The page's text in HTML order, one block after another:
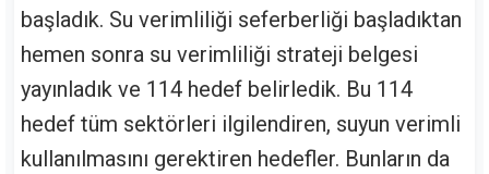
başladık. Su verimliliği seferberliği başladıktan
hemen sonra su verimliliği strateji belgesi
yayınladık ve 114 hedef belirledik. Bu 114
hedef tüm sektörleri ilgilendiren, suyun verimli
kullanılmasını gerektiren hedefler. Bunların da